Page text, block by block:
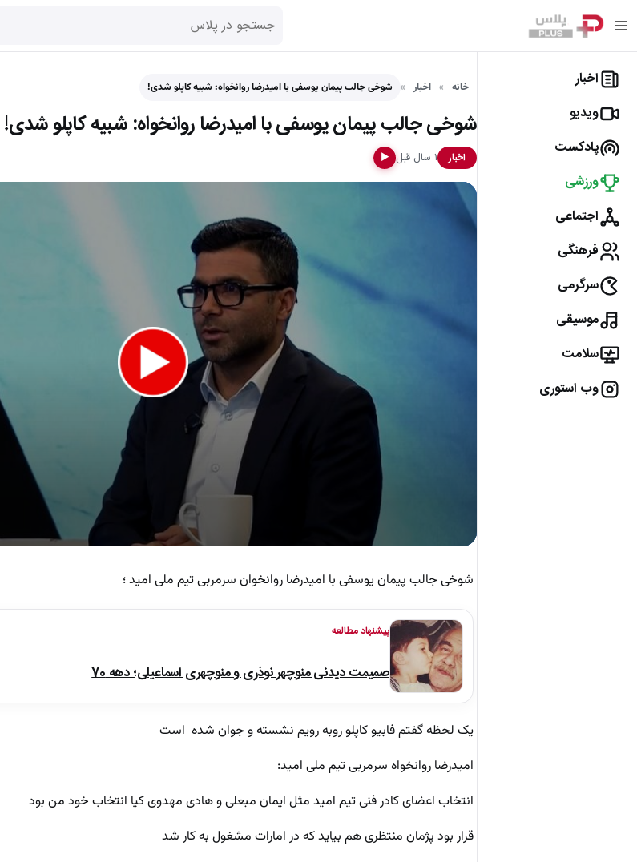
اخبار
ویدیو
پادکست
ورزشی
اجتماعی
فرهنگی
سرگرمی
موسیقی
سلامت
وب استوری
خانه اخبار شوخی جالب پیمان یوسفی با امیدرضا روانخواه:‌ شبیه کاپلو شدی!
شوخی جالب پیمان یوسفی با امیدرضا روانخواه:‌ شبیه کاپلو شدی!
اخبار ۱ سال قبل ▶
شوخی جالب پیمان یوسفی با امیدرضا روانخوان سرمربی تیم ملی امید ؛
پیشنهاد مطالعه
صمیمت دیدنی منوچهر نوذری و منوچهری اسماعیلی؛ دهه 70
یک لحظه گفتم فابیو کاپلو روبه رویم نشسته و جوان شده است
امیدرضا روانخواه سرمربی تیم ملی امید:
انتخاب اعضای کادر فنی تیم امید مثل ایمان مبعلی و هادی مهدوی کیا انتخاب خود من بود
قرار بود پژمان منتظری هم بیاید که در امارات مشغول به کار شد